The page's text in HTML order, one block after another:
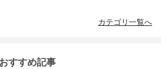
カテゴリ一覧へ
すすめ記事